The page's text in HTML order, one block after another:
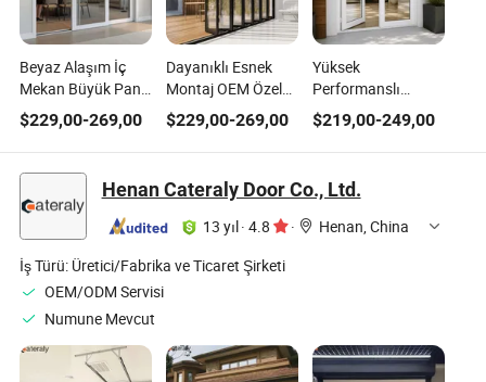
Beyaz Alaşım İç
Mekan Büyük Panel
Kayar Cam
Alüminyum Kapı
$229,00-269,00
Dayanıklı Esnek
Montaj OEM Özel
Alüminyum Modern
Katlanır Kapı Ofis
Binası için
$229,00-269,00
Yüksek
Performanslı
Alüminyum
Alaşımlı Isı Kesici
Ses Geçirmez
Dayanıklı Giriş
Kapısı
$219,00-249,00
Henan Cateraly Door Co., Ltd.
13 yıl · 4.8 ·
Henan, China
İş Türü: Üretici/Fabrika ve Ticaret Şirketi
OEM/ODM Servisi
Numune Mevcut